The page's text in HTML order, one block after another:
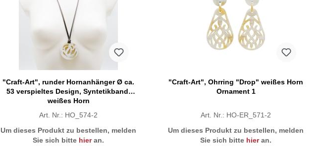
"Craft-Art", runder Hornanhänger Ø ca.
53 verspieltes Design, Syntetikband,
weißes Horn
Art. Nr.: HO_574-2
Um dieses Produkt zu bestellen, melden
Sie sich bitte hieran.
"Craft-Art", Ohrring "Drop" weißes Horn
Ornament 1
Art. Nr.: HO-ER_571-2
Um dieses Produkt zu bestellen, melden
Sie sich bitte hieran.